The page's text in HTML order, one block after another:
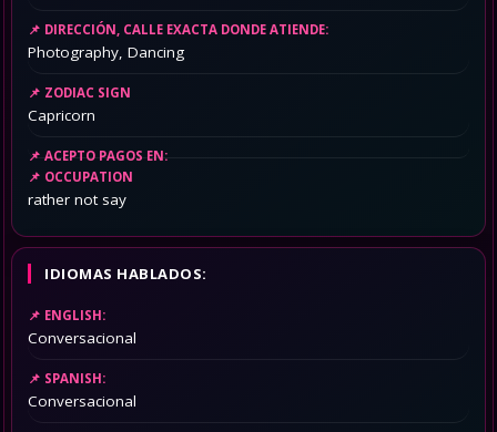
DIRECCIÓN, CALLE EXACTA DONDE ATIENDE:
Photography, Dancing
ZODIAC SIGN
Capricorn
ACEPTO PAGOS EN:
OCCUPATION
rather not say
IDIOMAS HABLADOS:
ENGLISH:
Conversacional
SPANISH:
Conversacional